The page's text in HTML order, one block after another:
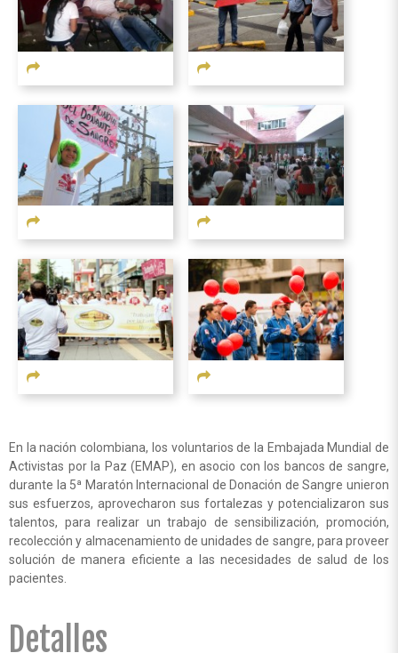
En la nación colombiana, los voluntarios de la Embajada Mundial de
Activistas por la Paz (EMAP), en asocio con los bancos de sangre,
durante la 5ª Maratón Internacional de Donación de Sangre unieron
sus esfuerzos, aprovecharon sus fortalezas y potencializaron sus
talentos, para realizar un trabajo de sensibilización, promoción,
recolección y almacenamiento de unidades de sangre, para proveer
solución de manera eficiente a las necesidades de salud de los
pacientes.
Detalles